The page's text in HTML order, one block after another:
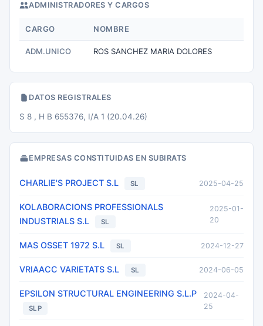
ADMINISTRADORES Y CARGOS
CARGO NOMBRE
ADM.UNICO ROS SANCHEZ MARIA DOLORES
DATOS REGISTRALES
S 8 , H B 655376, I/A 1 (20.04.26)
EMPRESAS CONSTITUIDAS EN SUBIRATS
CHARLIE'S PROJECT S.L SL 2025-04-25
KOLABORACIONS PROFESSIONALS
INDUSTRIALS S.L
SL
2025-01-
20
MAS OSSET 1972 S.L SL 2024-12-27
VRIAACC VARIETATS S.L SL 2024-06-05
EPSILON STRUCTURAL ENGINEERING S.L.P
SLP
2024-04-
25